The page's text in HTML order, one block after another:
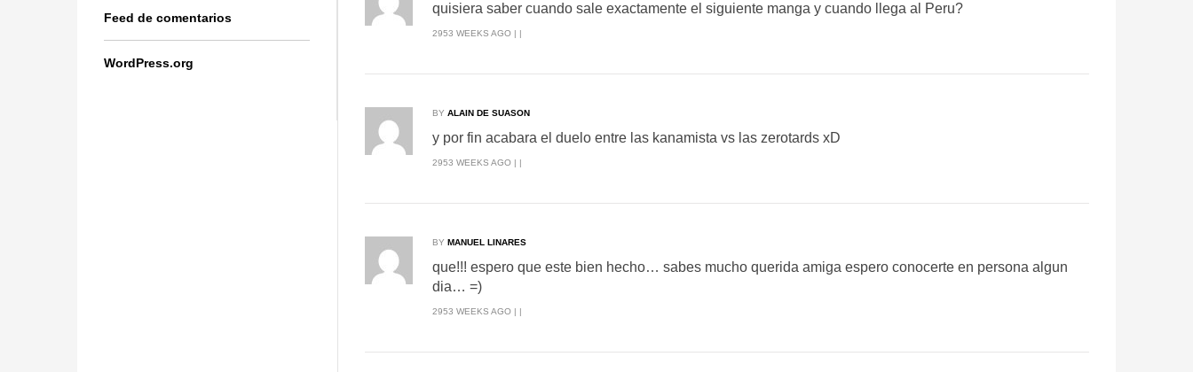
quisiera saber cuando sale exactamente el siguiente manga y cuando llega al Peru?
2953 WEEKS AGO | |
BY ALAIN DE SUASON
y por fin acabara el duelo entre las kanamista vs las zerotards xD
2953 WEEKS AGO | |
BY MANUEL LINARES
que!!! espero que este bien hecho… sabes mucho querida amiga espero conocerte en persona algun
dia… =)
2953 WEEKS AGO | |
Feed de comentarios
WordPress.org